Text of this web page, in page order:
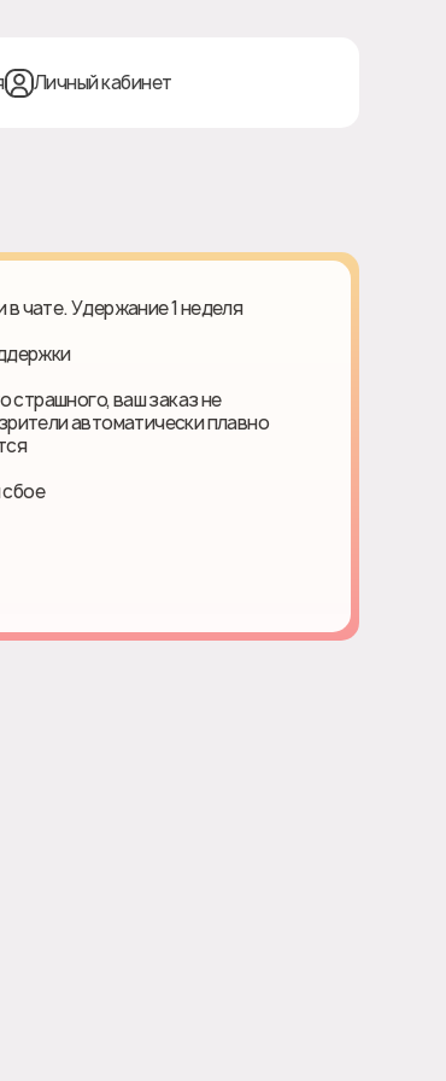
Личный кабинет
чате. Удержание 1 неделя
страшного, ваш заказ не
автоматически плавно